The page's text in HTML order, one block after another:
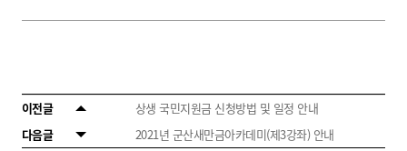
이전글
상생 국민지원금 신청방법 및 일정 안내
다음글
2021년 군산새만금아카데미(제3강좌) 안내